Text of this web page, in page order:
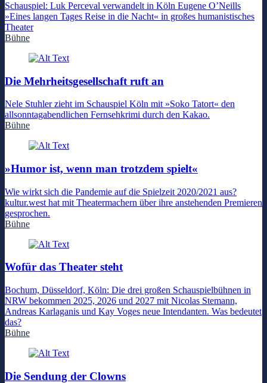
Schauspiel: Luk Perceval verwandelt in Köln Eugene O’Neills
»Eines langen Tages Reise in die Nacht« in großes humanistisches
Theater
Bühne
Die Mehrheitsgesellschaft ruft an
Nele Stuhler zieht im Schauspiel Köln mit »Soko Tatort« den
allsonntagabendlichen Fernsehkrimi durch den Kakao.
Bühne
»Humor ist, wenn man trotzdem spielt«
Wie wirkt sich die Pandemie auf die Spielzeit 2020/2021 aus?
kultur.west hat mit Theatermachern über ihre anstehenden Premieren
gesprochen.
Bühne
Wofür das Theater steht
Bochum, Düsseldorf, Köln: Die drei großen Schauspielbühnen in
NRW bekommen 2025, 2026 und 2027 mit Nicolas Stemann,
Andreas Karlaganis und Kay Voges neue Intendanten. Was bedeutet
das?
Bühne
Die Sendung der Clowns